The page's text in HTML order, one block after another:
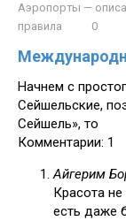
Аэропорты —
правила
0
Начнем с
Сейшельские,
Сейшель», то
Комментарии: 1
Айгерим
Красота
есть даже